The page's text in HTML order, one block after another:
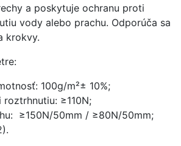
a poskytuje ochranu proti
vody alebo prachu. Odporúča sa
krokvy.
100g/m²± 10%;
≥110N;
≥150N/50mm / ≥80N/50mm;